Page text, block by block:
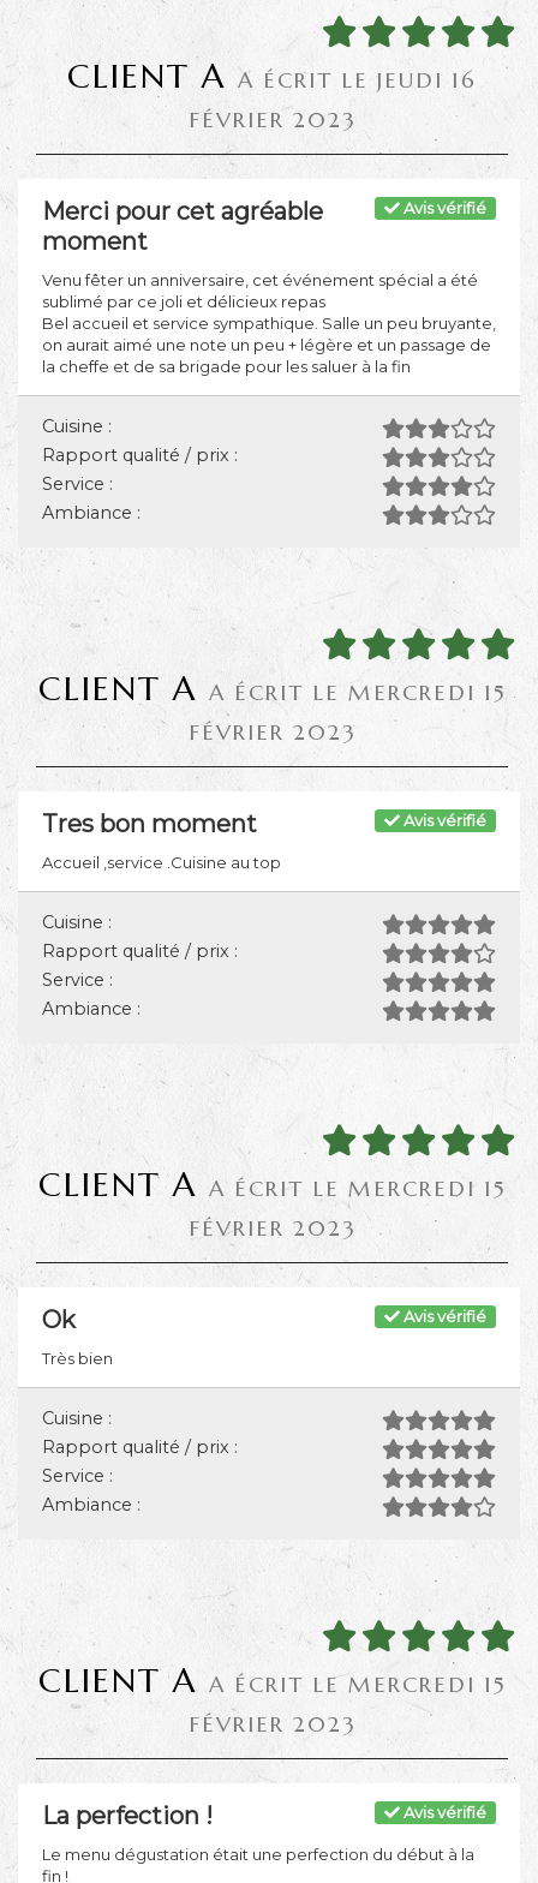
CLIENT A A ÉCRIT LE JEUDI 16
FÉVRIER 2023
Avis vérifié
Merci pour cet agréable
moment
Venu fêter un anniversaire, cet événement spécial a été
sublimé par ce joli et délicieux repas
Bel accueil et service sympathique. Salle un peu bruyante,
on aurait aimé une note un peu + légère et un passage de
la cheffe et de sa brigade pour les saluer à la fin
Cuisine :
Rapport qualité / prix :
Service :
Ambiance :
CLIENT A A ÉCRIT LE MERCREDI 15
FÉVRIER 2023
Avis vérifié
Tres bon moment
Accueil ,service .Cuisine au top
Cuisine :
Rapport qualité / prix :
Service :
Ambiance :
CLIENT A A ÉCRIT LE MERCREDI 15
FÉVRIER 2023
Avis vérifié
Ok
Très bien
Cuisine :
Rapport qualité / prix :
Service :
Ambiance :
CLIENT A A ÉCRIT LE MERCREDI 15
FÉVRIER 2023
Avis vérifié
La perfection !
Le menu dégustation était une perfection du début à la
fin !